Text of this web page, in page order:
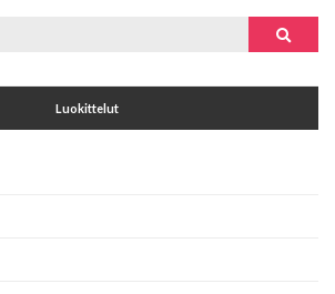
Search
Luokittelut